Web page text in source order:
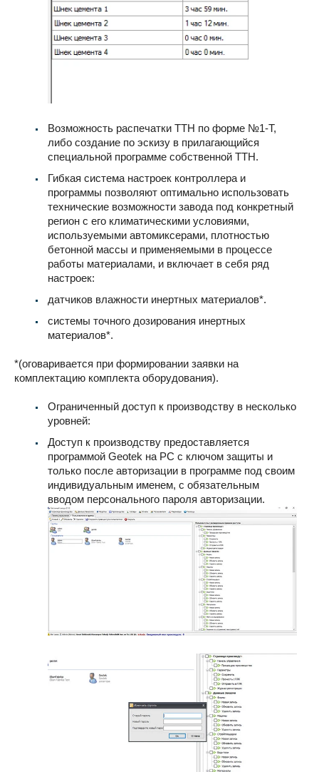
Возможность распечатки ТТН по форме №1-Т,
либо создание по эскизу в прилагающийся
специальной программе собственной ТТН.
Гибкая система настроек контроллера и
программы позволяют оптимально использовать
технические возможности завода под конкретный
регион с его климатическими условиями,
используемыми автомиксерами, плотностью
бетонной массы и применяемыми в процессе
работы материалами, и включает в себя ряд
настроек:
датчиков влажности инертных материалов*.
системы точного дозирования инертных
материалов*.
*(оговаривается при формировании заявки на
комплектацию комплекта оборудования).
Ограниченный доступ к производству в несколько
уровней:
Доступ к производству предоставляется
программой Geotek на PC с ключом защиты и
только после авторизации в программе под своим
индивидуальным именем, с обязательным
вводом персонального пароля авторизации.